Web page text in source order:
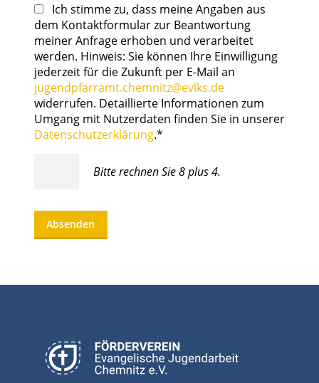
Ich stimme zu, dass meine Angaben aus
dem Kontaktformular zur Beantwortung
meiner Anfrage erhoben und verarbeitet
werden. Hinweis: Sie können Ihre Einwilligung
jederzeit für die Zukunft per E-Mail an
jugendpfarramt.chemnitz@evlks.de
widerrufen. Detaillierte Informationen zum
Umgang mit Nutzerdaten finden Sie in unserer
Datenschutzerklärung.*
Bitte rechnen Sie 8 plus 4.
Absenden